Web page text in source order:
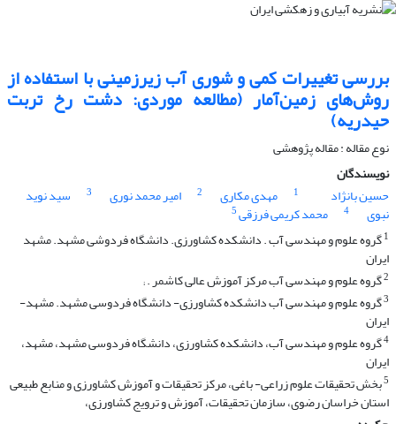
بررسی تغییرات کمی و شوری آب زیرزمینی با استفاده از
روش‌های زمین‌آمار (مطالعه موردی: دشت رخ تربت
حیدریه)
نوع مقاله : مقاله پژوهشی
نویسندگان
حسین بانژاد
1 مهدی مکاری 2 امیر محمد نوری 3 سید نوید
نبوی 4 محمد کریمی فرزقی5
1گروه علوم و مهندسی آب . دانشکده کشاورزی. دانشگاه فردوشی مشهد. مشهد
ایران
2گروه علوم و مهندسی آب مرکز آموزش عالی کاشمر . ;
3گروه علوم و مهندسی آب دانشکده کشاورزی- دانشگاه فردوسی مشهد. مشهد-
ایران
4گروه علوم و مهندسی آب، دانشکده کشاورزی، دانشگاه فردوسی مشهد، مشهد،
ایران
5بخش تحقیقات علوم زراعی- باغی، مرکز تحقیقات و آموزش کشاورزی و منابع طبیعی
استان خراسان رضوی، سازمان تحقیقات، آموزش و ترویج کشاورزی،